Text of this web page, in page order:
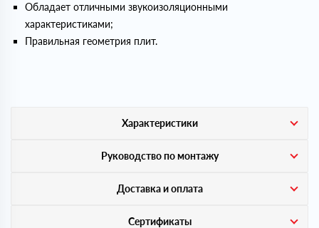
Обладает отличными звукоизоляционными
характеристиками;
Правильная геометрия плит.
Характеристики
Руководство по монтажу
Доставка и оплата
Сертификаты